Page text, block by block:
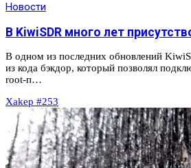
Новости
В KiwiSDR много лет
В одном из последних обновлений
из кода бэкдор, который позволял
root-п…
Xakep #253